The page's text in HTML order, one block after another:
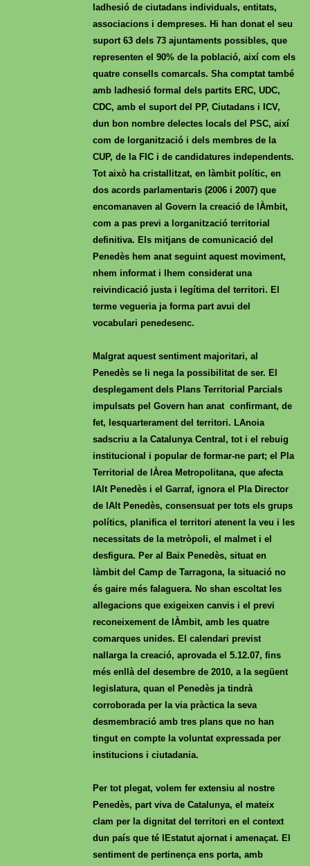
ladhesió de ciutadans individuals, entitats,
associacions i dempreses. Hi han donat el seu
suport 63 dels 73 ajuntaments possibles, que
representen el 90% de la població, així com els
quatre consells comarcals. Sha comptat també
amb ladhesió formal dels partits ERC, UDC,
CDC, amb el suport del PP, Ciutadans i ICV,
dun bon nombre delectes locals del PSC, així
com de lorganització i dels membres de la
CUP, de la FIC i de candidatures independents.
Tot això ha cristallitzat, en làmbit polític, en
dos acords parlamentaris (2006 i 2007) que
encomanaven al Govern la creació de lÀmbit,
com a pas previ a lorganització territorial
definitiva. Els mitjans de comunicació del
Penedès hem anat seguint aquest moviment,
nhem informat i lhem considerat una
reivindicació justa i legítima del territori. El
terme vegueria ja forma part avui del
vocabulari penedesenc.
Malgrat aquest sentiment majoritari, al
Penedès se li nega la possibilitat de ser. El
desplegament dels Plans Territorial Parcials
impulsats pel Govern han anat confirmant, de
fet, lesquarterament del territori. LAnoia
sadscriu a la Catalunya Central, tot i el rebuig
institucional i popular de formar-ne part; el Pla
Territorial de lÀrea Metropolitana, que afecta
lAlt Penedès i el Garraf, ignora el Pla Director
de lAlt Penedès, consensuat per tots els grups
polítics, planifica el territori atenent la veu i les
necessitats de la metròpoli, el malmet i el
desfigura. Per al Baix Penedès, situat en
làmbit del Camp de Tarragona, la situació no
és gaire més falaguera. No shan escoltat les
allegacions que exigeixen canvis i el previ
reconeixement de lÀmbit, amb les quatre
comarques unides. El calendari previst
nallarga la creació, aprovada el 5.12.07, fins
més enllà del desembre de 2010, a la següent
legislatura, quan el Penedès ja tindrà
corroborada per la via pràctica la seva
desmembració amb tres plans que no han
tingut en compte la voluntat expressada per
institucions i ciutadania.
Per tot plegat, volem fer extensiu al nostre
Penedès, part viva de Catalunya, el mateix
clam per la dignitat del territori en el context
dun país que té lEstatut ajornat i amenaçat. El
sentiment de pertinença ens porta, amb